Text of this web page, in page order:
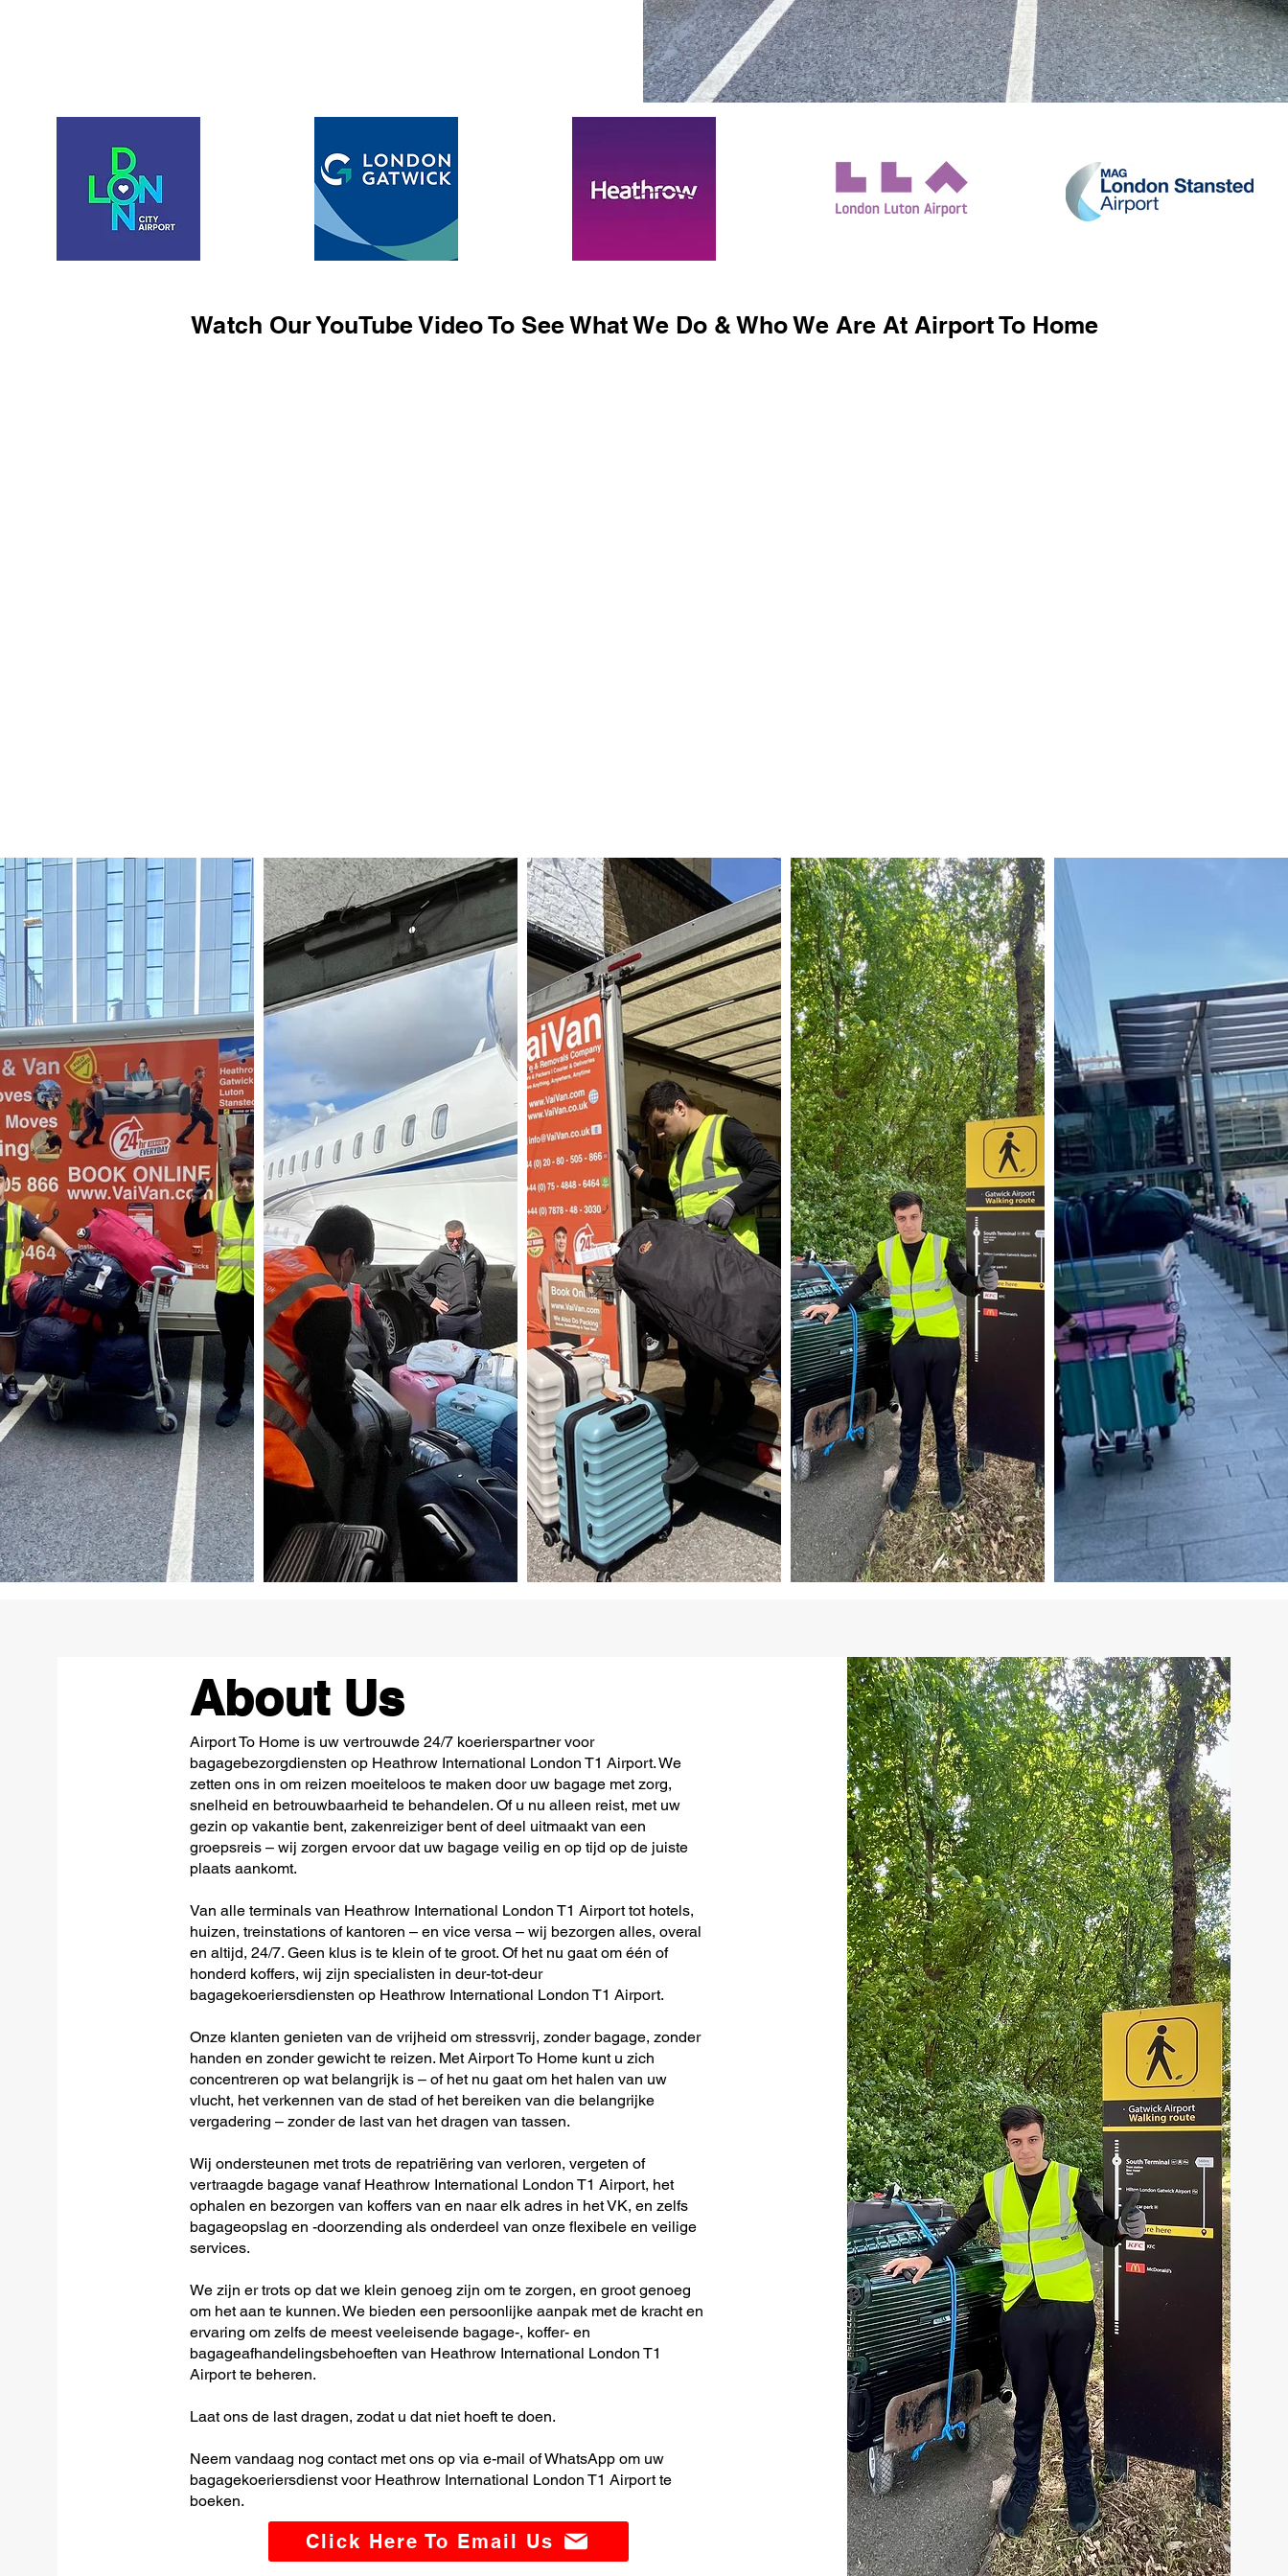
Watch Our YouTube Video To See What We Do & Who We Are At Airport To Home
About Us
Airport To Home is uw vertrouwde 24/7 koerierspartner voor
bagagebezorgdiensten op Heathrow International London T1 Airport. We
zetten ons in om reizen moeiteloos te maken door uw bagage met zorg,
snelheid en betrouwbaarheid te behandelen. Of u nu alleen reist, met uw
gezin op vakantie bent, zakenreiziger bent of deel uitmaakt van een
groepsreis – wij zorgen ervoor dat uw bagage veilig en op tijd op de juiste
plaats aankomt.
Van alle terminals van Heathrow International London T1 Airport tot hotels,
huizen, treinstations of kantoren – en vice versa – wij bezorgen alles, overal
en altijd, 24/7. Geen klus is te klein of te groot. Of het nu gaat om één of
honderd koffers, wij zijn specialisten in deur-tot-deur
bagagekoeriersdiensten op Heathrow International London T1 Airport.
Onze klanten genieten van de vrijheid om stressvrij, zonder bagage, zonder
handen en zonder gewicht te reizen. Met Airport To Home kunt u zich
concentreren op wat belangrijk is – of het nu gaat om het halen van uw
vlucht, het verkennen van de stad of het bereiken van die belangrijke
vergadering – zonder de last van het dragen van tassen.
Wij ondersteunen met trots de repatriëring van verloren, vergeten of
vertraagde bagage vanaf Heathrow International London T1 Airport, het
ophalen en bezorgen van koffers van en naar elk adres in het VK, en zelfs
bagageopslag en -doorzending als onderdeel van onze flexibele en veilige
services.
We zijn er trots op dat we klein genoeg zijn om te zorgen, en groot genoeg
om het aan te kunnen. We bieden een persoonlijke aanpak met de kracht en
ervaring om zelfs de meest veeleisende bagage-, koffer- en
bagageafhandelingsbehoeften van Heathrow International London T1
Airport te beheren.
Laat ons de last dragen, zodat u dat niet hoeft te doen.
Neem vandaag nog contact met ons op via e-mail of WhatsApp om uw
bagagekoeriersdienst voor Heathrow International London T1 Airport te
boeken.
Click Here To Email Us